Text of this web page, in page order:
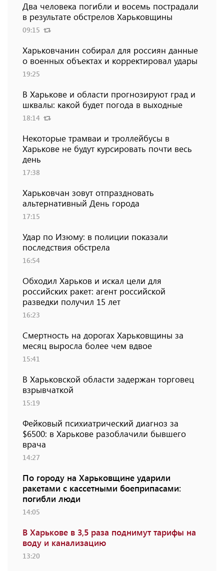
Два человека погибли и восемь пострадали
в результате обстрелов Харьковщины
09:15
Харьковчанин собирал для россиян данные
о военных объектах и ​​корректировал удары
19:25
В Харькове и области прогнозируют град и
шквалы: какой будет погода в выходные
18:14
Некоторые трамваи и троллейбусы в
Харькове не будут курсировать почти весь
день
17:38
Харьковчан зовут отпраздновать
альтернативный День города
17:15
Удар по Изюму: в полиции показали
последствия обстрела
16:54
Обходил Харьков и искал цели для
российских ракет: агент российской
разведки получил 15 лет
16:23
Смертность на дорогах Харьковщины за
месяц выросла более чем вдвое
15:41
В Харьковской области задержан торговец
взрывчаткой
15:19
Фейковый психиатрический диагноз за
$6500: в Харькове разоблачили бывшего
врача
14:27
По городу на Харьковщине ударили
ракетами с кассетными боеприпасами:
погибли люди
14:05
В Харькове в 3,5 раза поднимут тарифы на
воду и канализацию
13:20